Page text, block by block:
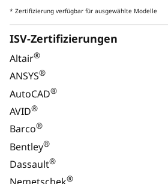
Monitor, Tastatur und Maus sind optional
Leistung für
* Zertifizierung verfügbar für ausgewählte Modelle
ISV-Zertifizierungen
Altair®
ANSYS®
AutoCAD®
AVID®
Barco®
Bentley®
Dassault®
®